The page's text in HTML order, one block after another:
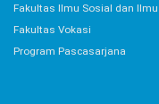
Fakultas Ilmu Sosial dan
Fakultas Vokasi
Program Pascasarjana